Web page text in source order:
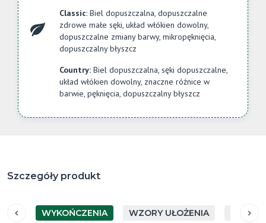
Classic: Biel dopuszczalna, dopuszczalne
zdrowe małe sęki, układ włókien dowolny,
dopuszczalne zmiany barwy, mikropęknięcia,
dopuszczalny błyszcz
Country: Biel dopuszczalna, sęki dopuszczalne,
układ włókien dowolny, znaczne różnice w
barwie, pęknięcia, dopuszczalny błyszcz
Szczegóły produkt
WYKOŃCZENIA WZORY UŁOŻENIA